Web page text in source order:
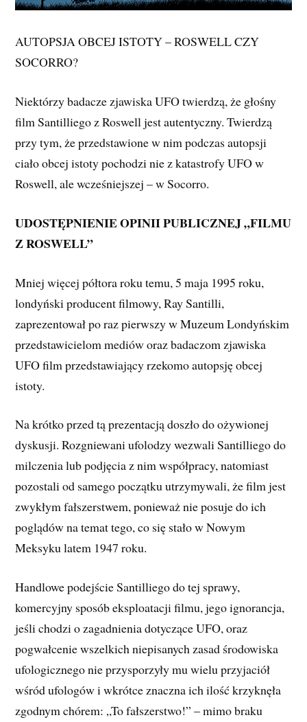
AUTOPSJA OBCEJ ISTOTY – ROSWELL CZY
SOCORRO?
Niektórzy badacze zjawiska UFO twierdzą, że głośny
film Santilliego z Roswell jest autentyczny. Twierdzą
przy tym, że przedstawione w nim podczas autopsji
ciało obcej istoty pochodzi nie z katastrofy UFO w
Roswell, ale wcześniejszej – w Socorro.
UDOSTĘPNIENIE OPINII PUBLICZNEJ „FILMU
Z ROSWELL”
Mniej więcej półtora roku temu, 5 maja 1995 roku,
londyński producent filmowy, Ray Santilli,
zaprezentował po raz pierwszy w Muzeum Londyńskim
przedstawicielom mediów oraz badaczom zjawiska
UFO film przedstawiający rzekomo autopsję obcej
istoty.
Na krótko przed tą prezentacją doszło do ożywionej
dyskusji. Rozgniewani ufolodzy wezwali Santilliego do
milczenia lub podjęcia z nim współpracy, natomiast
pozostali od samego początku utrzymywali, że film jest
zwykłym fałszerstwem, ponieważ nie posuje do ich
poglądów na temat tego, co się stało w Nowym
Meksyku latem 1947 roku.
Handlowe podejście Santilliego do tej sprawy,
komercyjny sposób eksploatacji filmu, jego ignorancja,
jeśli chodzi o zagadnienia dotyczące UFO, oraz
pogwałcenie wszelkich niepisanych zasad środowiska
ufologicznego nie przysporzyły mu wielu przyjaciół
wśród ufologów i wkrótce znaczna ich ilość krzyknęła
zgodnym chórem: „To fałszerstwo!” – mimo braku